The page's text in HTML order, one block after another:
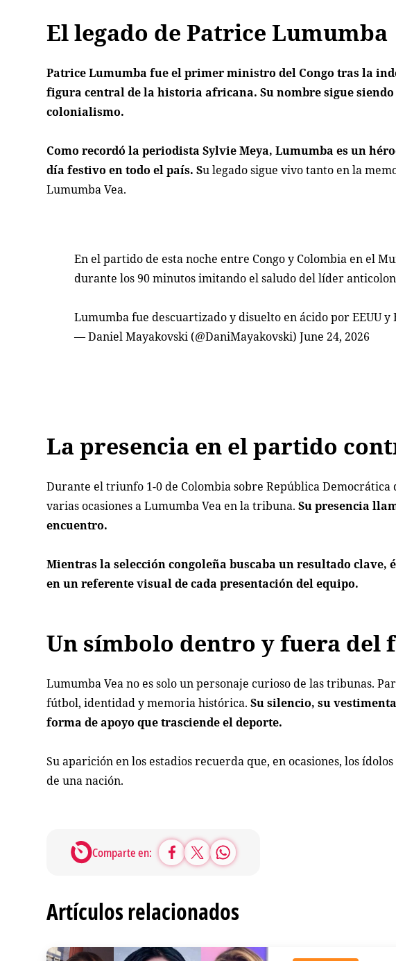
El legado de Patrice Lumumba
Patrice Lumumba fue el primer ministro del Congo tras la
figura central de la historia africana. Su nombre sigue
colonialismo.
Como recordó la periodista Sylvie Meya, Lumumba es un
día festivo en todo el país. Su legado sigue vivo tanto en la
Lumumba Vea.
En el partido de esta noche entre Congo y Colombia en el
durante los 90 minutos imitando el saludo del líder
Lumumba fue descuartizado y disuelto en ácido por EEUU
— Daniel Mayakovski (@DaniMayakovski)June 24, 2026
La presencia en el partido
Durante el triunfo 1-0 de Colombia sobre República
varias ocasiones a Lumumba Vea en la tribuna.Su presencia
encuentro.
Mientras la selección congoleña buscaba un resultado
en un referente visual de cada presentación del equipo.
Un símbolo dentro y fuera del
Lumumba Vea no es solo un personaje curioso de las tribunas.
fútbol, identidad y memoria histórica.Su silencio, su
forma de apoyo que trasciende el deporte.
Su aparición en los estadios recuerda que, en ocasiones, los
de una nación.
Comparte en:
Artículos relacionados